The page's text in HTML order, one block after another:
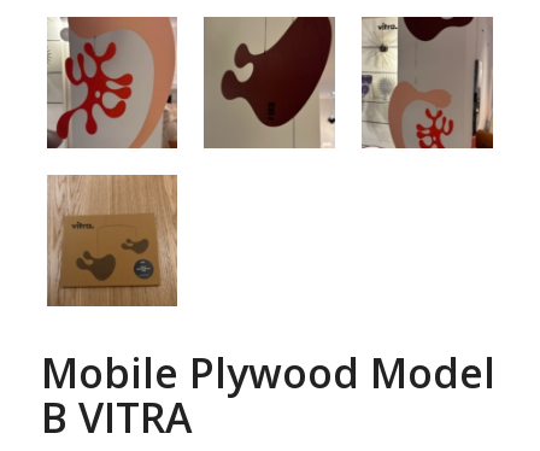
Mobile Plywood Model
B VITRA